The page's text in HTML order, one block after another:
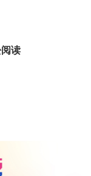
读